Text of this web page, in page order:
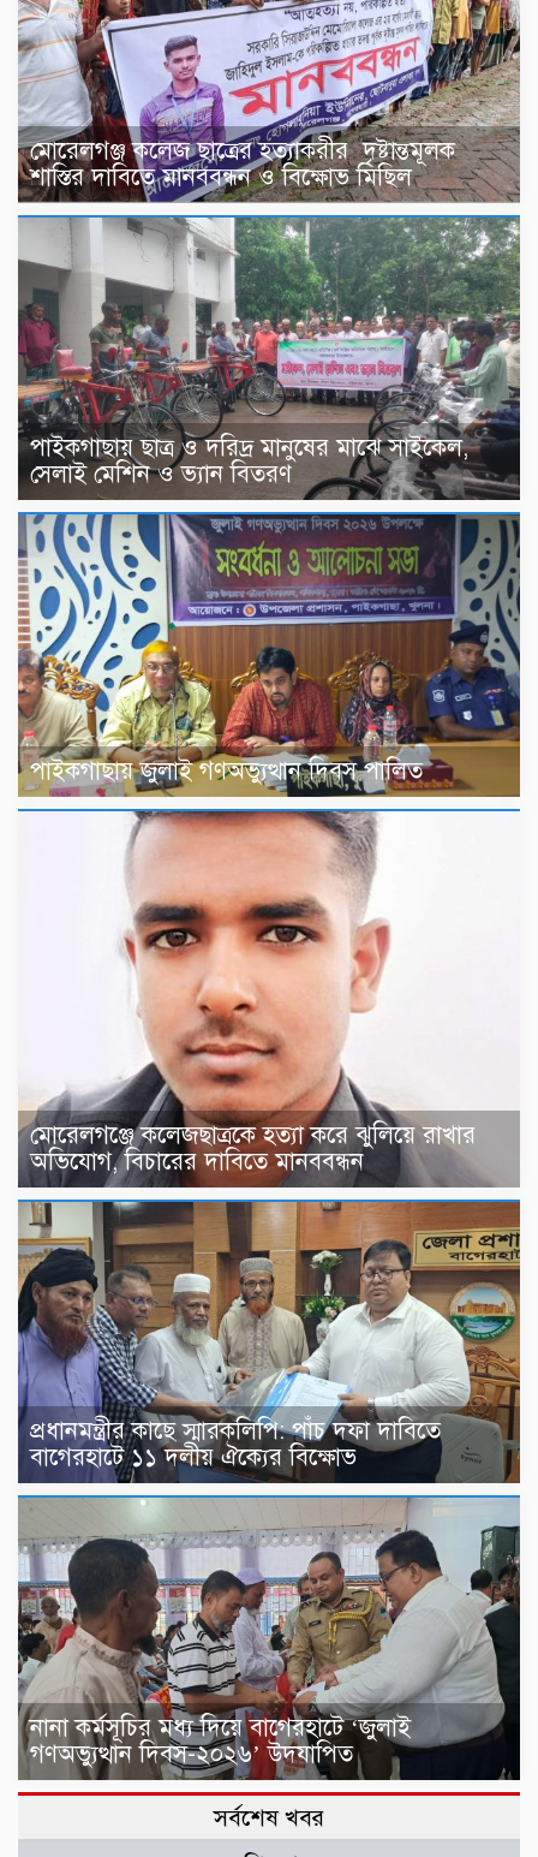
মোরেলগঞ্জ কলেজ ছাত্রের হত্যাকরীর দৃষ্টান্তমূলক
শাস্তির দাবিতে মানববন্ধন ও বিক্ষোভ মিছিল
পাইকগাছায় ছাত্র ও দরিদ্র মানুষের মাঝে সাইকেল,
সেলাই মেশিন ও ভ্যান বিতরণ
‎পাইকগাছায় জুলাই গণঅভ্যুত্থান দিবস পালিত
মোরেলগঞ্জে কলেজছাত্রকে হত্যা করে ঝুলিয়ে রাখার
অভিযোগ, বিচারের দাবিতে মানববন্ধন
প্রধানমন্ত্রীর কাছে স্মারকলিপি: পাঁচ দফা দাবিতে
বাগেরহাটে ১১ দলীয় ঐক্যের বিক্ষোভ
নানা কর্মসূচির মধ্য দিয়ে বাগেরহাটে ‘জুলাই
গণঅভ্যুত্থান দিবস-২০২৬’ উদযাপিত
সর্বশেষ খবর